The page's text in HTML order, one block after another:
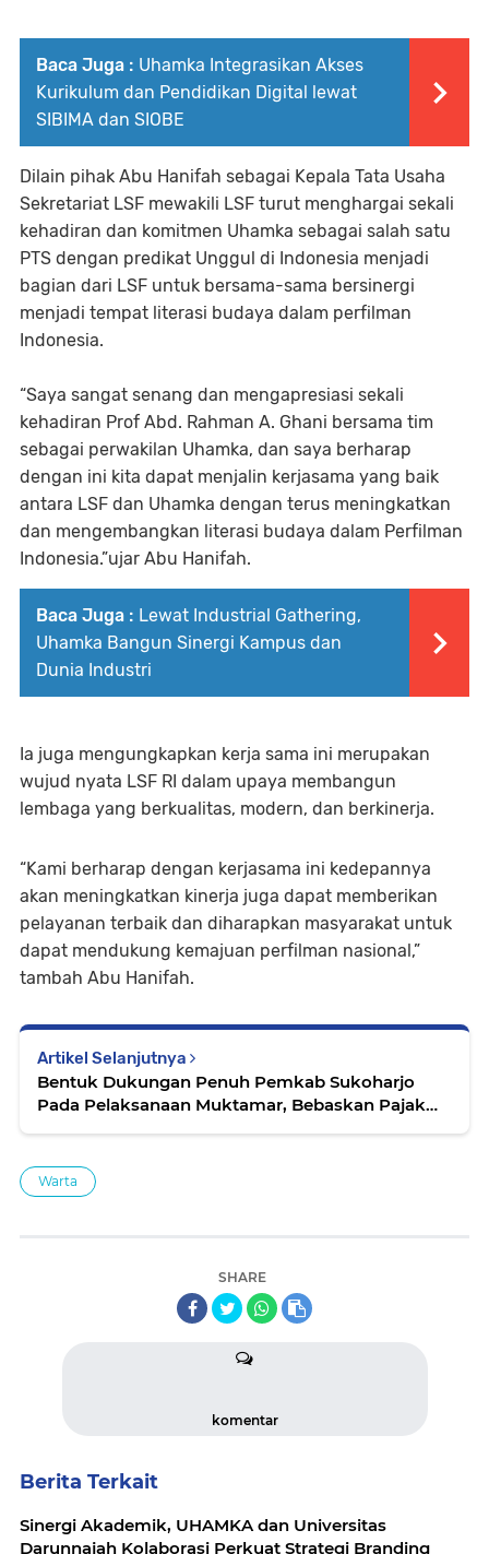
Baca Juga : Uhamka Integrasikan Akses
Kurikulum dan Pendidikan Digital lewat
SIBIMA dan SIOBE
Dilain pihak Abu Hanifah sebagai Kepala Tata Usaha
Sekretariat LSF mewakili LSF turut menghargai sekali
kehadiran dan komitmen Uhamka sebagai salah satu
PTS dengan predikat Unggul di Indonesia menjadi
bagian dari LSF untuk bersama-sama bersinergi
menjadi tempat literasi budaya dalam perfilman
Indonesia.
“Saya sangat senang dan mengapresiasi sekali
kehadiran Prof Abd. Rahman A. Ghani bersama tim
sebagai perwakilan Uhamka, dan saya berharap
dengan ini kita dapat menjalin kerjasama yang baik
antara LSF dan Uhamka dengan terus meningkatkan
dan mengembangkan literasi budaya dalam Perfilman
Indonesia.”ujar Abu Hanifah.
Baca Juga : Lewat Industrial Gathering,
Uhamka Bangun Sinergi Kampus dan
Dunia Industri
Ia juga mengungkapkan kerja sama ini merupakan
wujud nyata LSF RI dalam upaya membangun
lembaga yang berkualitas, modern, dan berkinerja.
“Kami berharap dengan kerjasama ini kedepannya
akan meningkatkan kinerja juga dapat memberikan
pelayanan terbaik dan diharapkan masyarakat untuk
dapat mendukung kemajuan perfilman nasional,”
tambah Abu Hanifah.
Artikel Selanjutnya
Bentuk Dukungan Penuh Pemkab Sukoharjo
Pada Pelaksanaan Muktamar, Bebaskan Pajak
Warta
SHARE
komentar
Berita Terkait
Sinergi Akademik, UHAMKA dan Universitas
Darunnajah Kolaborasi Perkuat Strategi Branding